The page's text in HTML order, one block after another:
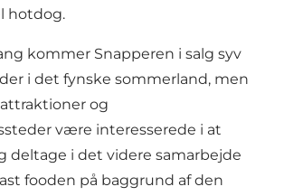
hotdog.
kommer Snapperen i salg syv
i det fynske sommerland, men
og
være interesserede i at
deltage i det videre samarbejde
fooden på baggrund af den